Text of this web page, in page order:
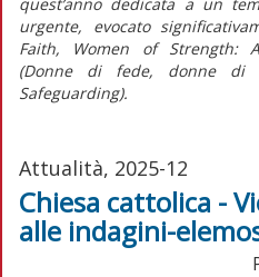
urgente, evocato
Faith, Women of Strength:
(Donne di fede, donne di
Safeguarding).
Attualità, 2025-12
Chiesa cattolica -
alle indagini-